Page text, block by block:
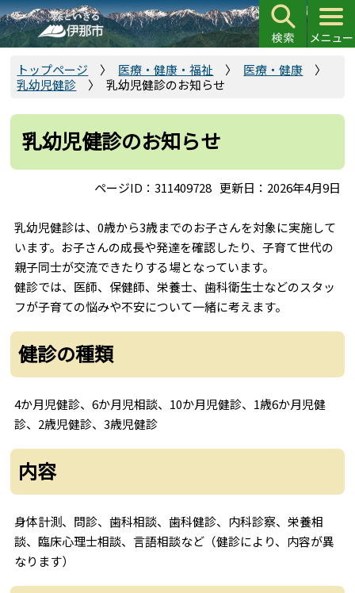
こ
の
ペ
で
トップページ 医療・健康・福祉
医療・健康
乳幼児健診
乳幼児健診のお知らせ
乳幼児健診のお知らせ
ページID：311409728 更新日：2026年4月9日
乳幼児健診は、0歳から3歳までのお子さんを対象に実施して
います。お子さんの成長や発達を確認したり、子育て世代の
親子同士が交流できたりする場となっています。
健診では、医師、保健師、栄養士、歯科衛生士などのスタッ
フが子育ての悩みや不安について一緒に考えます。
健診の種類
4か月児健診、6か月児相談、10か月児健診、1歳6か月児健
診、2歳児健診、3歳児健診
内容
身体計測、問診、歯科相談、歯科健診、内科診察、栄養相
談、臨床心理士相談、言語相談など（健診により、内容が異
なります）